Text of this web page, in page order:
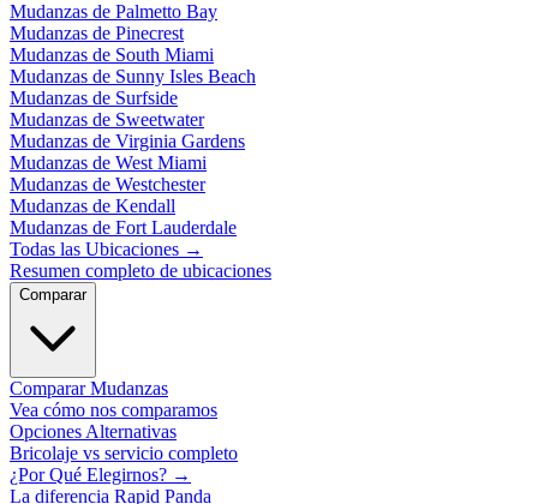
Mudanzas de Palmetto Bay
Mudanzas de Pinecrest
Mudanzas de South Miami
Mudanzas de Sunny Isles Beach
Mudanzas de Surfside
Mudanzas de Sweetwater
Mudanzas de Virginia Gardens
Mudanzas de West Miami
Mudanzas de Westchester
Mudanzas de Kendall
Mudanzas de Fort Lauderdale
Todas las Ubicaciones →
Resumen completo de ubicaciones
Comparar
Comparar Mudanzas
Vea cómo nos comparamos
Opciones Alternativas
Bricolaje vs servicio completo
¿Por Qué Elegirnos? →
La diferencia Rapid Panda